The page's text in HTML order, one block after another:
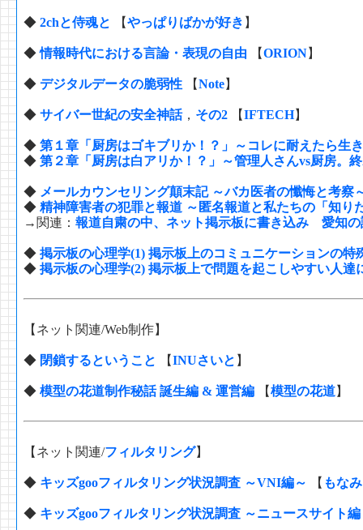
◆ 2chと侍魂と 【やっぱりばかが好き 】
◆情報時代における言論・表現の自由 【ORION】
◆ デジタルデータの脆弱性 【Note】
◆ サイバー世紀の安全神話， その2 【IFTECH】
◆ 第１章「厨房はゴキブリか！？」～コレに耐えたら生
◆ 第２章「厨房は白アリか！？」～管理人さんvs厨房。
◆ メールカウンセリング顛末記 ～バカ医者の懺悔と考察
◆ 精神障害者の犯罪と報道 ～匿名報道と私たちの「知り
→関連： 報道自粛の中、ネット掲示板に書き込み 愛知
◆ 掲示板の心理学(1) 掲示板上のコミュニケーションの特
◆ 掲示板の心理学(2) 掲示板上で問題を起こしやすい人達
【ネット関連/Web制作】
◆ 閉鎖するということ 【INUさいと 】
◆ 模型の花道制作秘話 誕生編 & 運営編 【模型の花道】
【ネット関連/フィルタリング】
◆ キッズgooフィルタリング状況調査 ～VNI編～ 【 もな
◆ キッズgooフィルタリング状況調査 ～ニュースサイト編